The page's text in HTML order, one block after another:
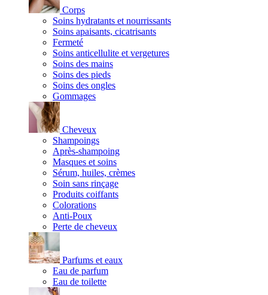
Corps
Soins hydratants et nourrissants
Soins apaisants, cicatrisants
Fermeté
Soins anticellulite et vergetures
Soins des mains
Soins des pieds
Soins des ongles
Gommages
Cheveux
Shampoings
Après-shampoing
Masques et soins
Sérum, huiles, crèmes
Soin sans rinçage
Produits coiffants
Colorations
Anti-Poux
Perte de cheveux
Parfums et eaux
Eau de parfum
Eau de toilette